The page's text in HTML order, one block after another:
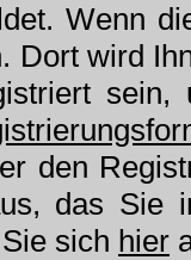
Wenn
Dort wird
den
das Sie
sich hier